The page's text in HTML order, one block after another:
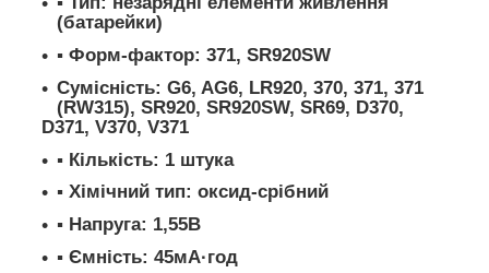
(батарейки)
▪ Форм-фактор: 371, SR920SW
Сумісність: G6, AG6, LR920, 370, 371, 371
(RW315), SR920, SR920SW, SR69, D370,
D371, V370, V371
▪ Кількість: 1 штука
▪ Хімічний тип: оксид-срібний
▪ Напруга: 1,55В
▪ Ємність: 45мА·год